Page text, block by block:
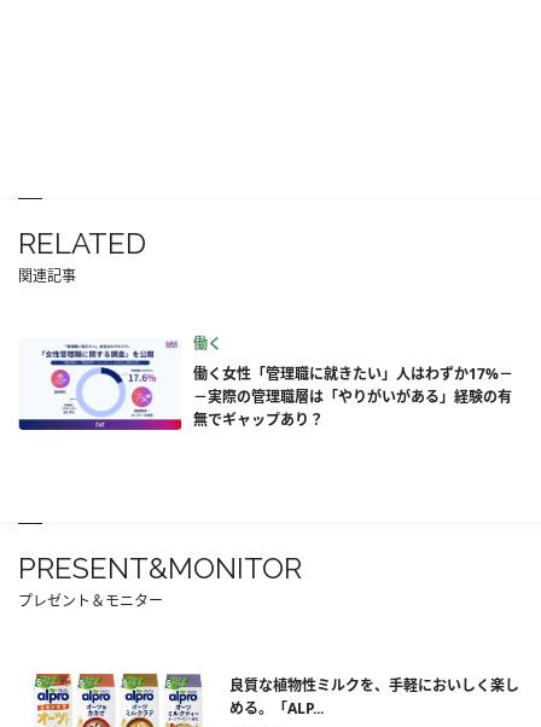
RELATED
関連記事
働く
働く女性「管理職に就きたい」人はわずか17%－
－実際の管理職層は「やりがいがある」経験の有
無でギャップあり？
PRESENT&MONITOR
プレゼント＆モニター
良質な植物性ミルクを、手軽においしく楽し
める。「ALP...